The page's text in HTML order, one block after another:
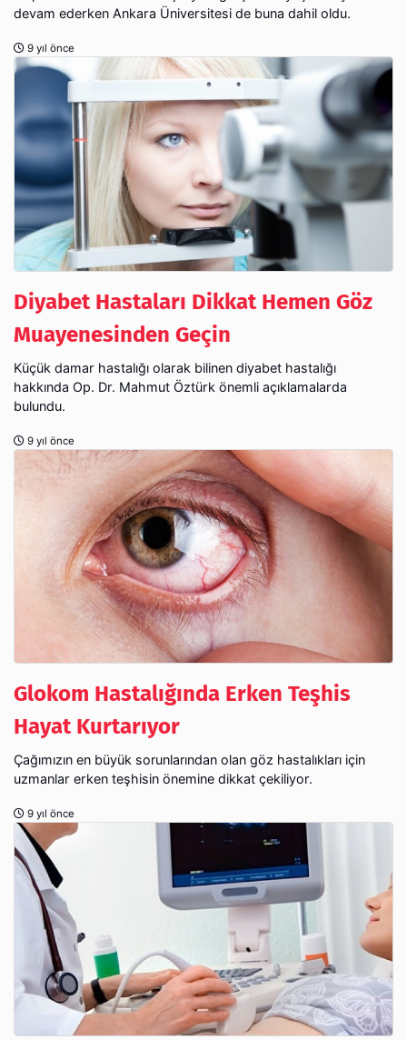
devam ederken Ankara Üniversitesi de buna dahil oldu.
9 yıl önce
Diyabet Hastaları Dikkat Hemen Göz
Muayenesinden Geçin
Küçük damar hastalığı olarak bilinen diyabet hastalığı
hakkında Op. Dr. Mahmut Öztürk önemli açıklamalarda
bulundu.
9 yıl önce
Glokom Hastalığında Erken Teşhis
Hayat Kurtarıyor
Çağımızın en büyük sorunlarından olan göz hastalıkları için
uzmanlar erken teşhisin önemine dikkat çekiliyor.
9 yıl önce